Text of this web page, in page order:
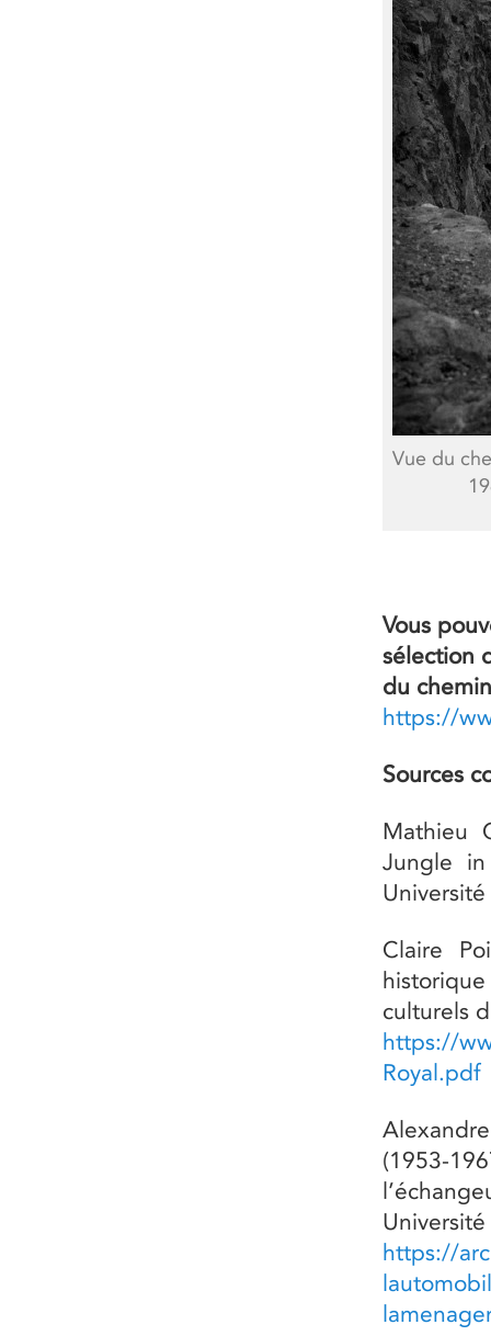
Vue du
Vous
sélection
du
https://
Sources
Mathieu
Jungle
Claire
culturels
https://
Royal.pdf
(1953-
https://